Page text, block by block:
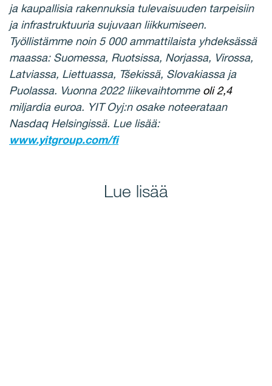
ja kaupallisia rakennuksia tulevaisuuden tarpeisiin
ja infrastruktuuria sujuvaan liikkumiseen.
Työllistämme noin 5 000 ammattilaista yhdeksässä
maassa: Suomessa, Ruotsissa, Norjassa, Virossa,
Latviassa, Liettuassa, Tšekissä, Slovakiassa ja
Puolassa. Vuonna 2022 liikevaihtomme oli 2,4
miljardia euroa. YIT Oyj:n osake noteerataan
Nasdaq Helsingissä. Lue lisää:
www.yitgroup.com/fi
Lue lisää